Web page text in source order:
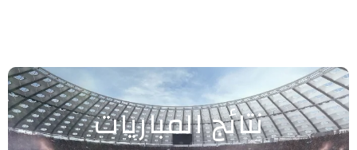
نتائج المباريات